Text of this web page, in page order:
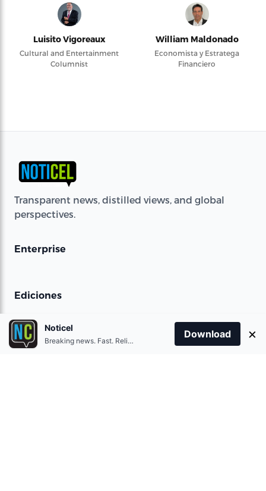
Luisito Vigoreaux
Cultural and Entertainment
Columnist
William Maldonado
Economista y Estratega
Financiero
Transparent news, distilled views, and global
perspectives.
Enterprise
Ediciones
Spanish
English
Noticel
Breaking news. Fast. Reliable.
Download ×